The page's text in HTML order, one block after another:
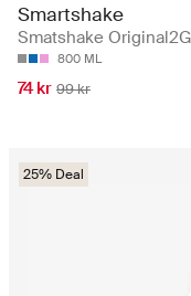
Smartshake
Smatshake
800 ML
74 kr 99 kr
25% Deal